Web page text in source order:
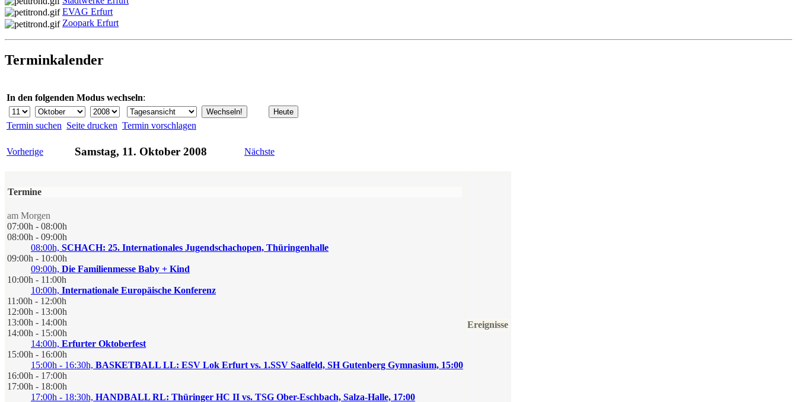
EVAG Erfurt
Zoopark Erfurt
Terminkalender
In den folgenden Modus wechseln:
Termin suchen Seite drucken Termin vorschlagen
Vorherige Samstag, 11. Oktober 2008 Nächste
Termine
am Morgen
07:00h - 08:00h
08:00h - 09:00h
08:00h, SCHACH: 25. Internationales Jugendschachopen, Thüringenhalle
09:00h - 10:00h
09:00h, Die Familienmesse Baby + Kind
10:00h - 11:00h
10:00h, Internationale Europäische Konferenz
11:00h - 12:00h
12:00h - 13:00h
13:00h - 14:00h
14:00h - 15:00h
14:00h, Erfurter Oktoberfest
15:00h - 16:00h
15:00h - 16:30h, BASKETBALL LL: ESV Lok Erfurt vs. 1.SSV Saalfeld, SH Gutenberg Gymnasium, 15:00
16:00h - 17:00h
17:00h - 18:00h
17:00h - 18:30h, HANDBALL RL: Thüringer HC II vs. TSG Ober-Eschbach, Salza-Halle, 17:00
Ereignisse